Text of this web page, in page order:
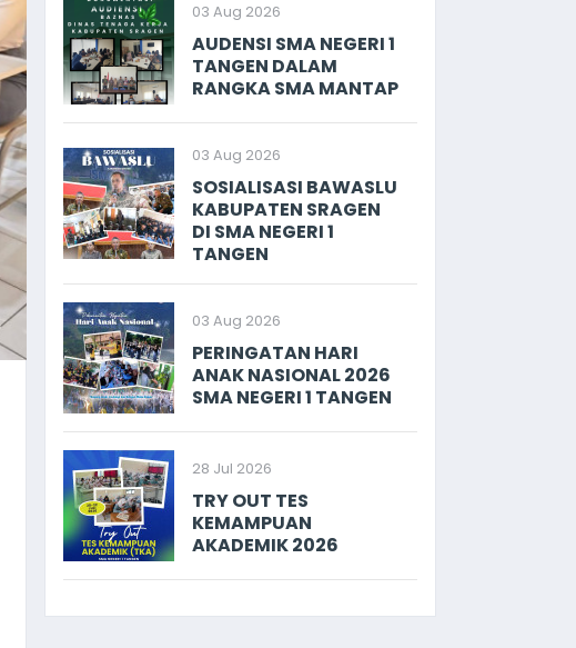
03 Aug 2026
AUDENSI SMA NEGERI 1
TANGEN DALAM
RANGKA SMA MANTAP
03 Aug 2026
SOSIALISASI BAWASLU
KABUPATEN SRAGEN
DI SMA NEGERI 1
TANGEN
03 Aug 2026
PERINGATAN HARI
ANAK NASIONAL 2026
SMA NEGERI 1 TANGEN
28 Jul 2026
TRY OUT TES
KEMAMPUAN
AKADEMIK 2026